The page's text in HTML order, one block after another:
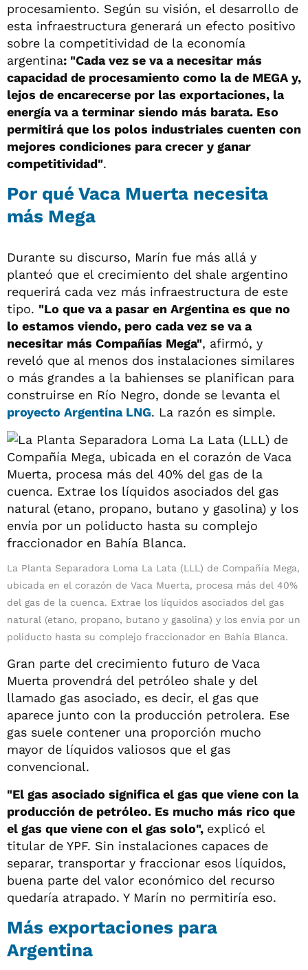
procesamiento. Según su visión, el desarrollo de
esta infraestructura generará un efecto positivo
sobre la competitividad de la economía
argentina: "Cada vez se va a necesitar más
capacidad de procesamiento como la de MEGA y,
lejos de encarecerse por las exportaciones, la
energía va a terminar siendo más barata. Eso
permitirá que los polos industriales cuenten con
mejores condiciones para crecer y ganar
competitividad".
Por qué Vaca Muerta necesita
más Mega
Durante su discurso, Marín fue más allá y
planteó que el crecimiento del shale argentino
requerirá cada vez más infraestructura de este
tipo. "Lo que va a pasar en Argentina es que no
lo estamos viendo, pero cada vez se va a
necesitar más Compañías Mega", afirmó, y
reveló que al menos dos instalaciones similares
o más grandes a la bahienses se planifican para
construirse en Río Negro, donde se levanta el
proyecto Argentina LNG. La razón es simple.
La Planta Separadora Loma La Lata (LLL) de Compañía Mega,
ubicada en el corazón de Vaca Muerta, procesa más del 40%
del gas de la cuenca. Extrae los líquidos asociados del gas
natural (etano, propano, butano y gasolina) y los envía por un
poliducto hasta su complejo fraccionador en Bahía Blanca.
Gran parte del crecimiento futuro de Vaca
Muerta provendrá del petróleo shale y del
llamado gas asociado, es decir, el gas que
aparece junto con la producción petrolera. Ese
gas suele contener una proporción mucho
mayor de líquidos valiosos que el gas
convencional.
"El gas asociado significa el gas que viene con la
producción de petróleo. Es mucho más rico que
el gas que viene con el gas solo", explicó el
titular de YPF. Sin instalaciones capaces de
separar, transportar y fraccionar esos líquidos,
buena parte del valor económico del recurso
quedaría atrapado. Y Marín no permitiría eso.
Más exportaciones para
Argentina